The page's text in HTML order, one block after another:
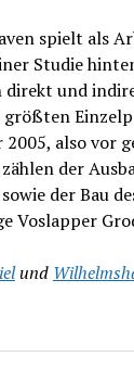
spielt als
Studie
direkt und
größten
also vor
der
der Bau
Voslapper
und